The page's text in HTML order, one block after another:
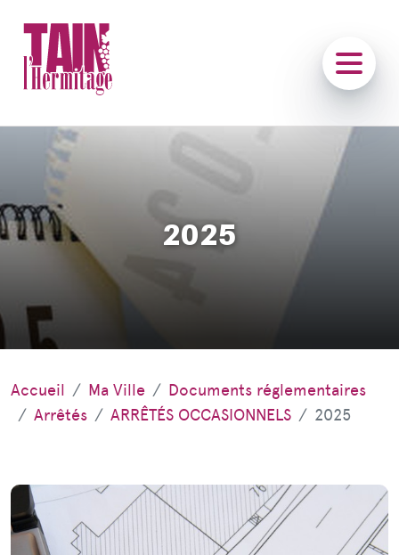
2025
Accueil Ma Ville
Documents réglementaires
Arrêtés
ARRÊTÉS OCCASIONNELS 2025